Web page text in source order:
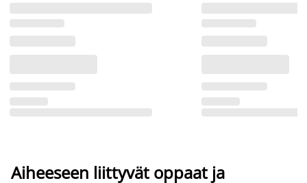
Aiheeseen liittyvät oppaat ja